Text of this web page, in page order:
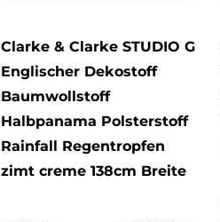
Clarke & Clarke STUDIO G
Englischer Dekostoff
Baumwollstoff
Halbpanama Polsterstoff
Rainfall Regentropfen
zimt creme 138cm Breite